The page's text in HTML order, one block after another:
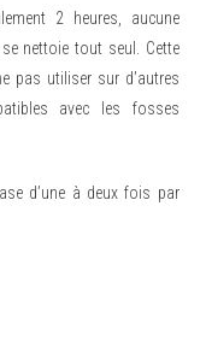
2 heures, aucune
nettoie tout seul. Cette
pas utiliser sur d’autres
avec les fosses
d’une à deux fois par